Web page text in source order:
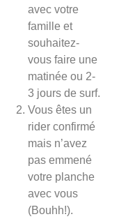
avec votre
famille et
souhaitez-
vous faire une
matinée ou 2-
3 jours de surf.
Vous êtes un
rider confirmé
mais n’avez
pas emmené
votre planche
avec vous
(Bouhh!).